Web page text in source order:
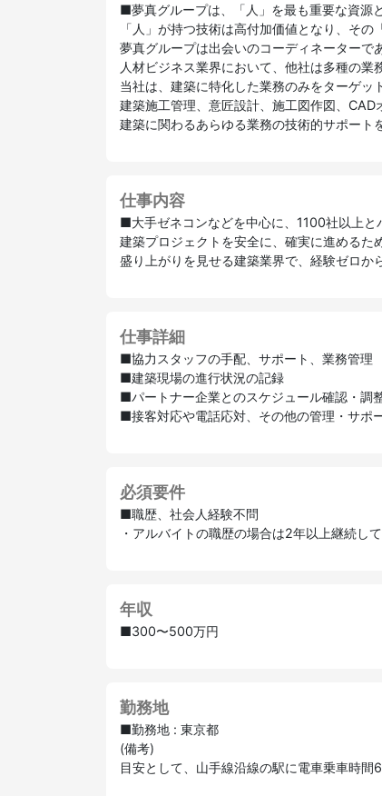
■夢真グループは、「人」を最も重要な資源
「人」が持つ技術は高付加価値となり、そ
夢真グループは出会いのコーディネーターで
人材ビジネス業界において、他社は多種の業
当社は、建築に特化した業務のみをターゲッ
建築施工管理、意匠設計、施工図作図、CAD
建築に関わるあらゆる業務の技術的サポート
仕事内容
■大手ゼネコンなどを中心に、1100社以上と
建築プロジェクトを安全に、確実に進めるた
盛り上がりを見せる建築業界で、経験ゼロか
仕事詳細
■協力スタッフの手配、サポート、業務管理
■建築現場の進行状況の記録
■パートナー企業とのスケジュール確認・調
■接客対応や電話応対、その他の管理・サポ
必須要件
■職歴、社会人経験不問
・アルバイトの職歴の場合は2年以上継続し
年収
■300〜500万円
勤務地
■勤務地 : 東京都
(備考)
目安として、山手線沿線の駅に電車乗車時間